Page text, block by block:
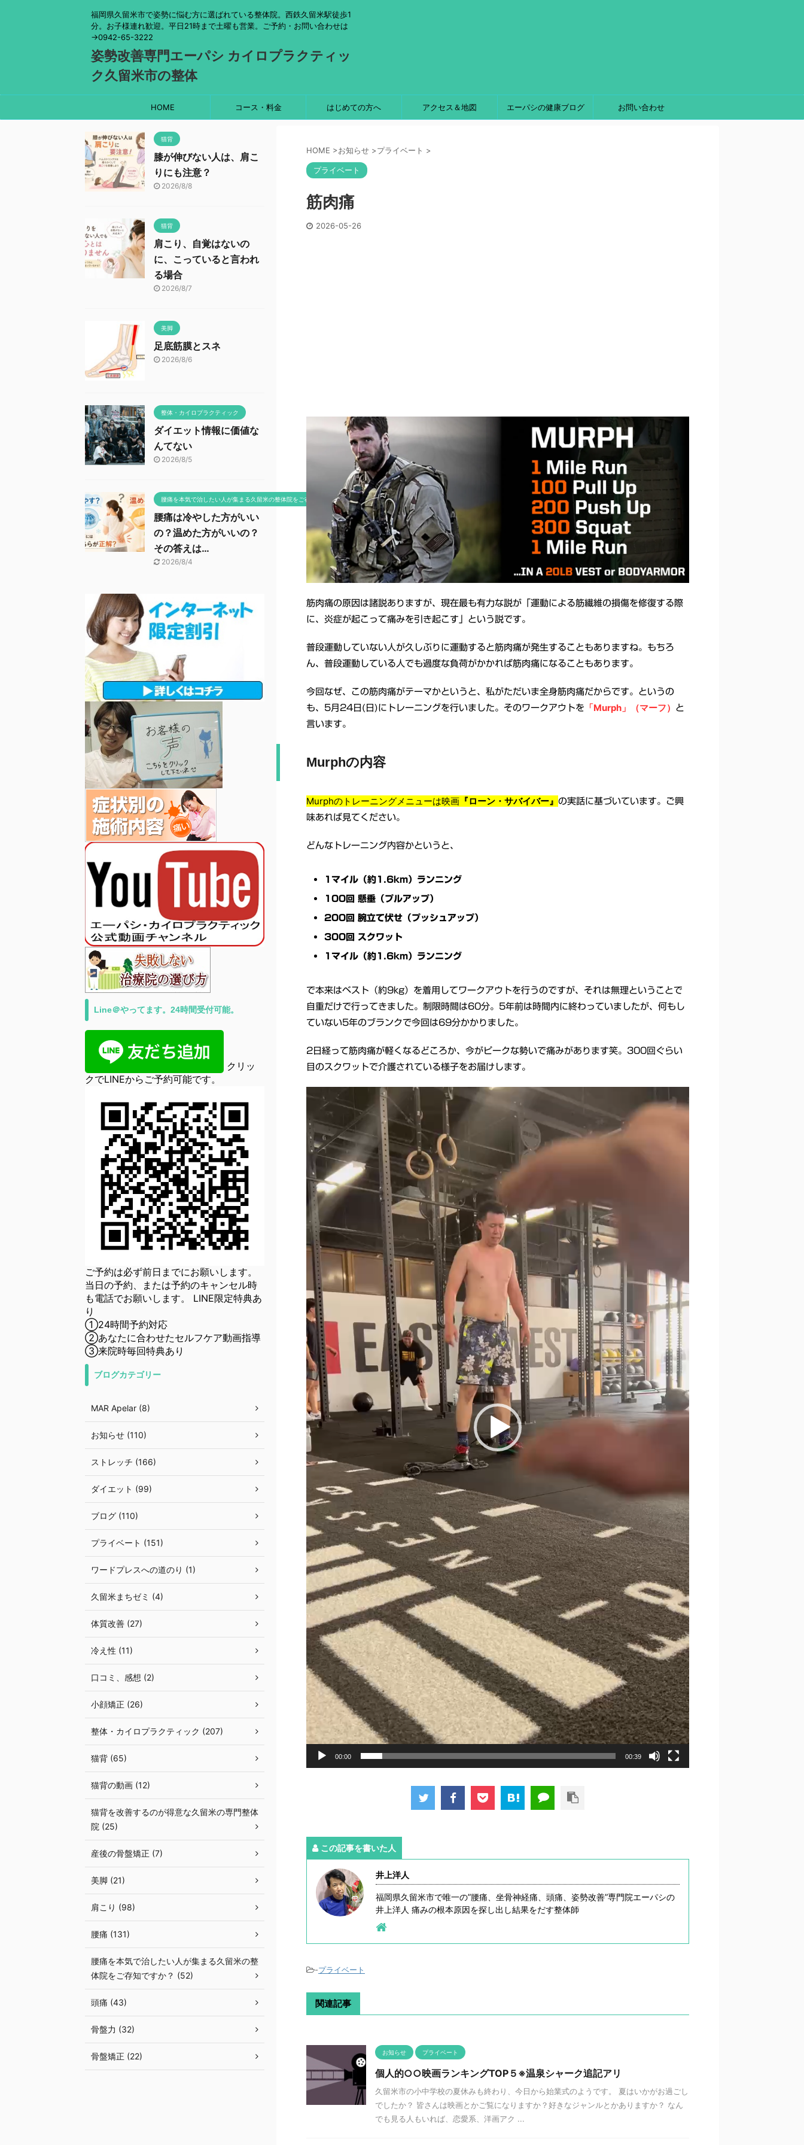
福岡県久留米市で姿勢に悩む方に選ばれている整体院。西鉄久留米駅徒歩1
分。お子様連れ歓迎。平日21時まで土曜も営業。ご予約・お問い合わせは
→0942-65-3222
姿勢改善専門エーパシ カイロプラクティッ
ク久留米市の整体
HOME コース・料金 はじめての方へ アクセス＆地図 エーパシの健康ブログ お問い合わせ
HOME >お知らせ >プライベート >
プライベート
筋肉痛
2026-05-26
筋肉痛の原因は諸説ありますが、現在最も有力な説が「運動による筋繊維の損傷を修復する際
に、炎症が起こって痛みを引き起こす」という説です。
普段運動していない人が久しぶりに運動すると筋肉痛が発生することもありますね。もちろ
ん、普段運動している人でも過度な負荷がかかれば筋肉痛になることもあります。
今回なぜ、この筋肉痛がテーマかというと、私がただいま全身筋肉痛だからです。というの
も、5月24日(日)にトレーニングを行いました。そのワークアウトを
「Murph」（マーフ）
と
言います。
Murphの内容
Murphのトレーニングメニューは映画 『ローン・サバイバー』 の実話に基づいています。ご興
味あれば見てください。
どんなトレーニング内容かというと、
1マイル（約1.6km）ランニング
100回 懸垂（プルアップ）
200回 腕立て伏せ（プッシュアップ）
300回 スクワット
1マイル（約1.6km）ランニング
で本来はベスト（約9kg）を着用してワークアウトを行うのですが、それは無理ということで
自重だけで行ってきました。制限時間は60分。5年前は時間内に終わっていましたが、何もし
ていない5年のブランクで今回は69分かかりました。
2日経って筋肉痛が軽くなるどころか、今がピークな勢いで痛みがあります笑。300回ぐらい
目のスクワットで介護されている様子をお届けします。
プ
レ
ー
ー
00:00 00:39
この記事を書いた人
井上洋人
福岡県久留米市で唯一の”腰痛、坐骨神経痛、頭痛、姿勢改善”専門院エーパシの
井上洋人 痛みの根本原因を探し出し結果をだす整体師
-プライベート
関連記事
お知らせ プライベート
個人的○○映画ランキングTOP５※温泉シャーク追記アリ
久留米市の小中学校の夏休みも終わり、今日から始業式のようです。 夏はいかがお過ごし
でしたか？ 皆さんは映画とかご覧になりますか？好きなジャンルとかありますか？ なん
でも見る人もいれば、恋愛系、洋画アク ...
猫背
膝が伸びない人は、肩こ
りにも注意？
2026/8/8
猫背
肩こり、自覚はないの
に、こっていると言われ
る場合
2026/8/7
美脚
足底筋膜とスネ
2026/8/6
整体・カイロプラクティック
ダイエット情報に価値な
んてない
2026/8/5
腰痛を本気で治したい人が集まる久留米の整体院をご存知ですか？
腰痛は冷やした方がいい
の？温めた方がいいの？
その答えは…
2026/8/4
Line＠やってます。24時間受付可能。
クリッ
クでLINEからご予約可能です。
ご予約は必ず前日までにお願いします。
当日の予約、または予約のキャンセル時
も電話でお願いします。 LINE限定特典あ
り
①24時間予約対応
②あなたに合わせたセルフケア動画指導
③来院時毎回特典あり
ブログカテゴリー
MAR Apelar (8)
お知らせ (110)
ストレッチ (166)
ダイエット (99)
ブログ (110)
プライベート (151)
ワードプレスへの道のり (1)
久留米まちゼミ (4)
体質改善 (27)
冷え性 (11)
口コミ、感想 (2)
小顔矯正 (26)
整体・カイロプラクティック (207)
猫背 (65)
猫背の動画 (12)
猫背を改善するのが得意な久留米の専門整体
院 (25)
産後の骨盤矯正 (7)
美脚 (21)
肩こり (98)
腰痛 (131)
腰痛を本気で治したい人が集まる久留米の整
体院をご存知ですか？ (52)
頭痛 (43)
骨盤力 (32)
骨盤矯正 (22)